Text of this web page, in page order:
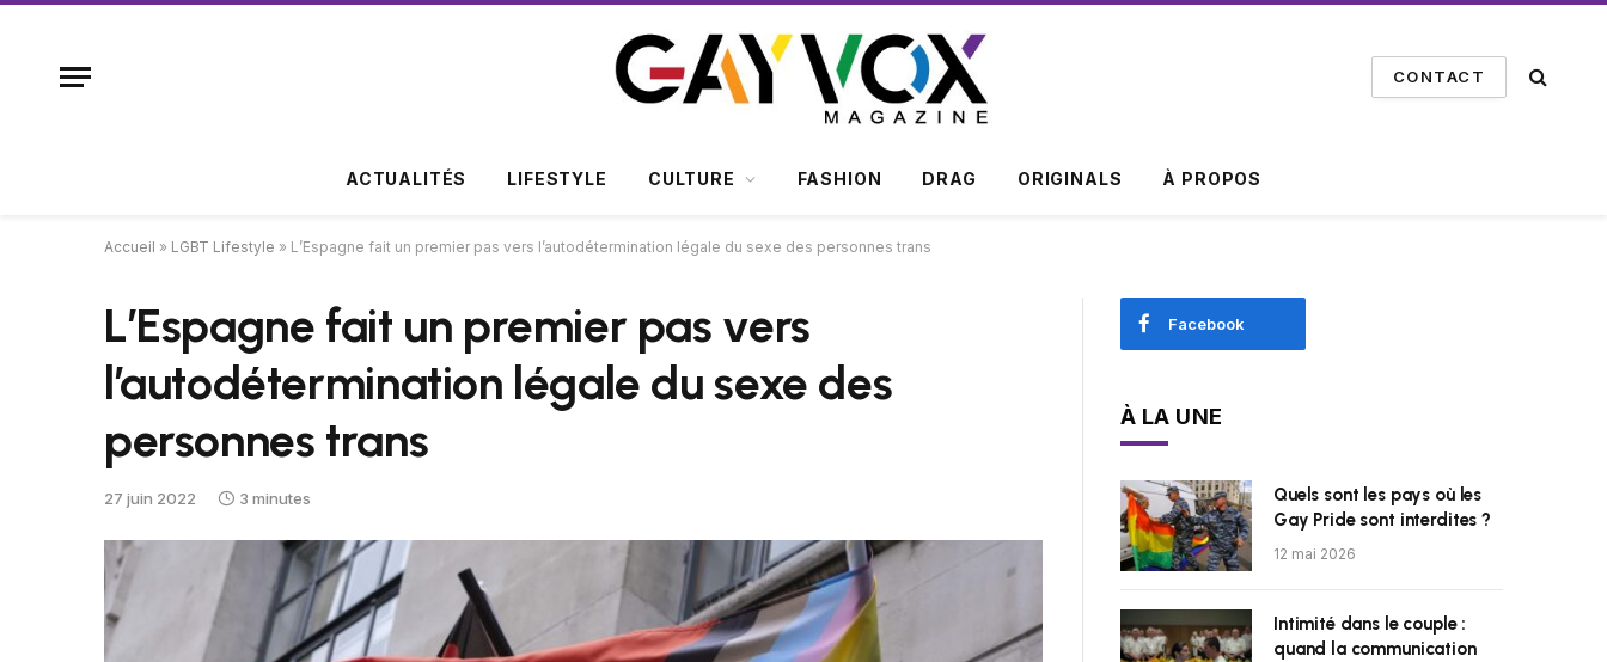
CONTACT
ACTUALITÉS LIFESTYLE CULTURE FASHION DRAG ORIGINALS À PROPOS
Accueil » LGBT Lifestyle » L’Espagne fait un premier pas vers l’autodétermination légale du sexe des personnes trans
L’Espagne fait un premier pas vers
l’autodétermination légale du sexe des
personnes trans
27 juin 2022 3 minutes
Facebook
À LA UNE
Quels sont les pays où les
Gay Pride sont interdites ?
12 mai 2026
Intimité dans le couple :
quand la communication